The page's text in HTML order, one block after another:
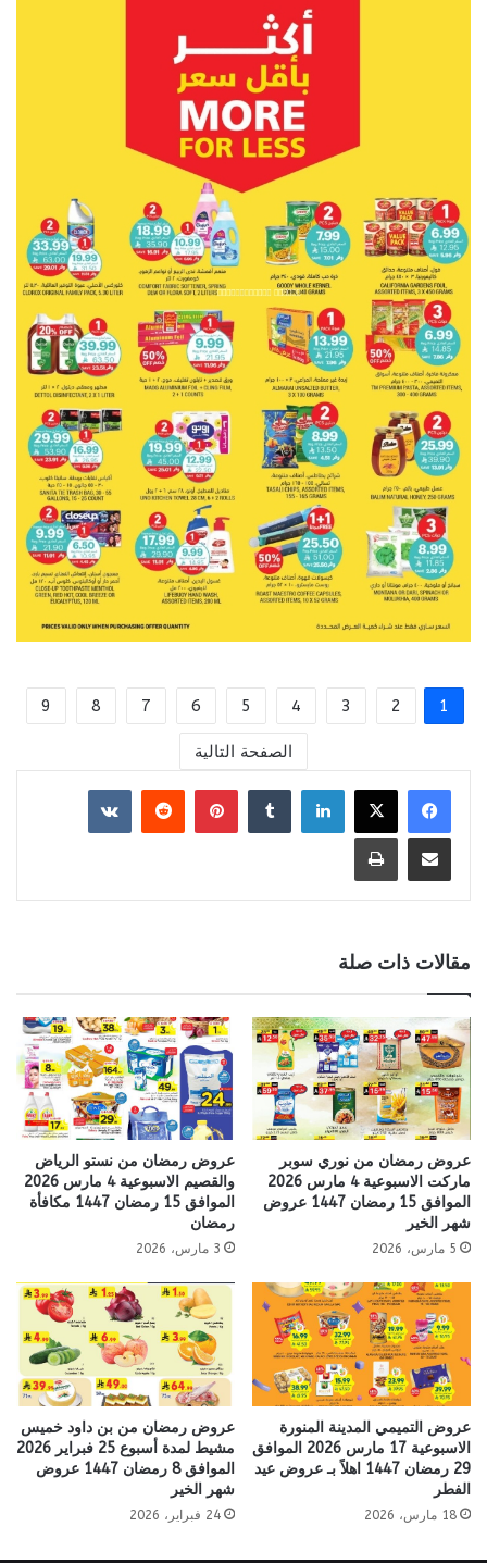
1
2
3
4
5
6
7
8
9
الصفحة التالية
لينكدإن
بينتيريست
مشاركة عبر البريد طباعة
مقالات ذات صلة
عروض رمضان من نوري سوبر
ماركت الاسبوعية 4 مارس 2026
الموافق 15 رمضان 1447 عروض
شهر الخير
5 مارس، 2026
عروض رمضان من نستو الرياض
والقصيم الاسبوعية 4 مارس 2026
الموافق 15 رمضان 1447 مكافأة
رمضان
3 مارس، 2026
عروض التميمي المدينة المنورة
الاسبوعية 17 مارس 2026 الموافق
29 رمضان 1447 اهلاً بـ عروض عيد
الفطر
18 مارس، 2026
عروض رمضان من بن داود خميس
مشيط لمدة أسبوع 25 فبراير 2026
الموافق 8 رمضان 1447 عروض
شهر الخير
24 فبراير، 2026